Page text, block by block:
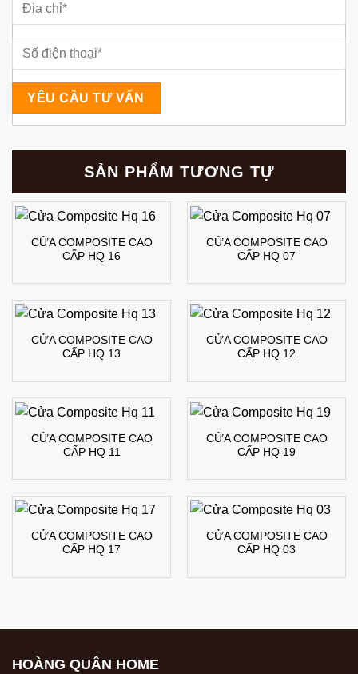
SẢN PHẨM TƯƠNG TỰ
CỬA COMPOSITE CAO
CẤP HQ 16
CỬA COMPOSITE CAO
CẤP HQ 07
CỬA COMPOSITE CAO
CẤP HQ 13
CỬA COMPOSITE CAO
CẤP HQ 12
CỬA COMPOSITE CAO
CẤP HQ 11
CỬA COMPOSITE CAO
CẤP HQ 19
CỬA COMPOSITE CAO
CẤP HQ 17
CỬA COMPOSITE CAO
CẤP HQ 03
HOÀNG QUÂN HOME